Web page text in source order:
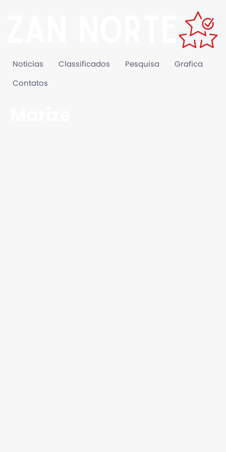
Noticias Classificados Pesquisa Grafica
Contatos